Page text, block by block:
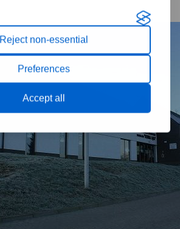
Reject non-essential
Preferences
Accept all